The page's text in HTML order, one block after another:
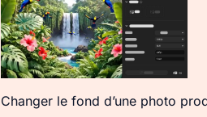
Changer le fond d’une photo